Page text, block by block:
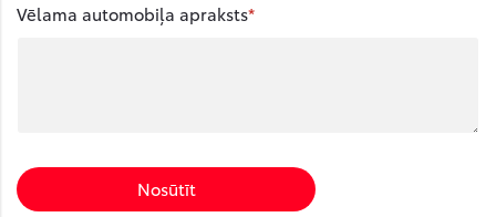
Vēlama automobiļa apraksts
Nosūtīt